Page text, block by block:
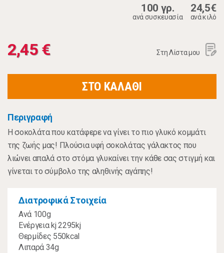
100 γρ.
ανά συσκευασία
24,5€
ανά κιλό
2,45 € Στη Λίστα μου
ΣΤΟ ΚΑΛΑΘΙ
Περιγραφή
Η σοκολάτα που κατάφερε να γίνει το πιο γλυκό κομμάτι
της ζωής μας! Πλούσια υφή σοκολάτας γάλακτος που
λιώνει απαλά στο στόμα γλυκαίνει την κάθε σας στιγμή και
γίνεται το σύμβολο της αληθινής αγάπης!
Διατροφικά Στοιχεία
Ανά 100g
Ενέργεια kj 2295kj
Θερμίδες 550kcal
Λιπαρά 34g